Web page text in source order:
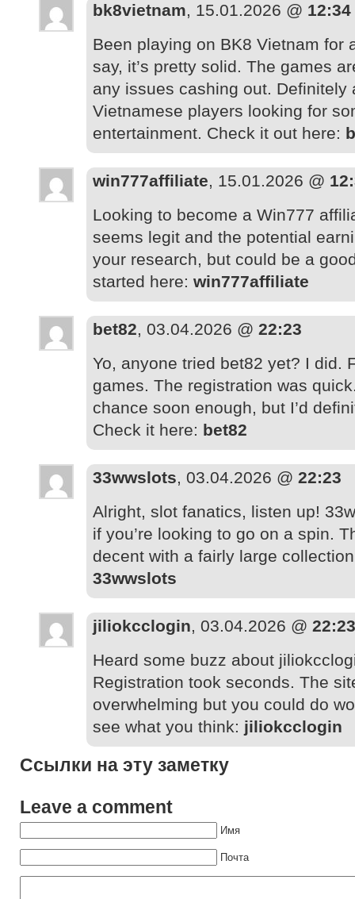
bk8vietnam, 15.01.2026 @ 12:34
Been playing on BK8 Vietnam for
say, it’s pretty solid. The games
any issues cashing out. Definitely
Vietnamese players looking for
entertainment. Check it out here:
win777affiliate, 15.01.2026 @
Looking to become a Win777
seems legit and the potential
your research, but could be a
started here: win777affiliate
bet82, 03.04.2026 @ 22:23
Yo, anyone tried bet82 yet? I did.
games. The registration was
chance soon enough, but I’d
Check it here: bet82
33wwslots, 03.04.2026 @ 22:23
Alright, slot fanatics, listen up!
if you’re looking to go on a spin.
decent with a fairly large
33wwslots
jiliokcclogin, 03.04.2026 @ 22:23
Heard some buzz about
Registration took seconds. The
overwhelming but you could do
see what you think: jiliokcclogin
Ссылки на эту заметку
Leave a comment
Имя
Почта